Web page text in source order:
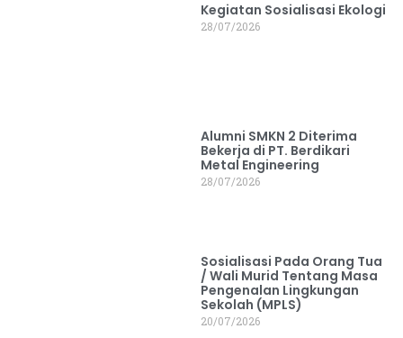
Kegiatan Sosialisasi Ekologi
28/07/2026
Alumni SMKN 2 Diterima
Bekerja di PT. Berdikari
Metal Engineering
28/07/2026
Sosialisasi Pada Orang Tua
/ Wali Murid Tentang Masa
Pengenalan Lingkungan
Sekolah (MPLS)
20/07/2026